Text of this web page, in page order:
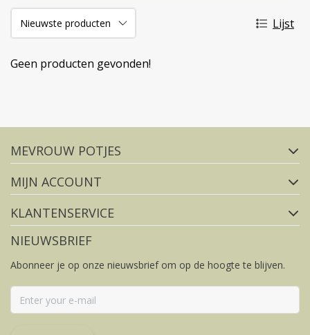
Lijst
Geen producten gevonden!
FACEBOOK
MEVROUW POTJES
MIJN ACCOUNT
KLANTENSERVICE
NIEUWSBRIEF
Abonneer je op onze nieuwsbrief om op de hoogte te blijven.